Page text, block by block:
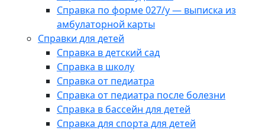
Справка по форме 027/у — выписка из
амбулаторной карты
Справки для детей
Справка в детский сад
Справка в школу
Справка от педиатра
Справка от педиатра после болезни
Справка в бассейн для детей
Справка для спорта для детей